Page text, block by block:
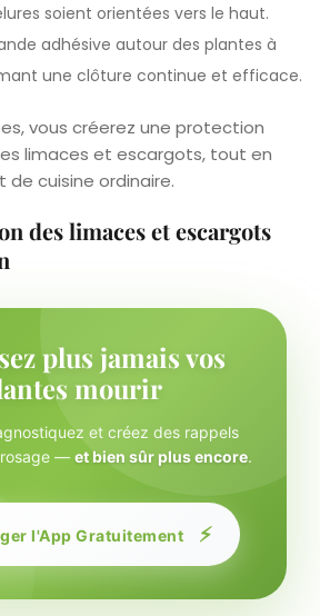
soient orientées vers le haut.
adhésive autour des plantes à
une clôture continue et efficace.
vous créerez une protection
limaces et escargots, tout en
cuisine ordinaire.
des limaces et escargots
plus jamais vos
mourir
et créez des rappels
— et bien sûr plus encore.
l'App Gratuitement ⚡